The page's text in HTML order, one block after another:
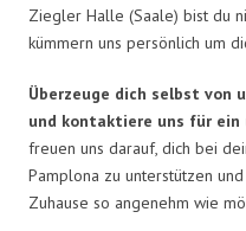
Ziegler Halle (Saale) bist du
kümmern uns persönlich um
Überzeuge dich selbst von
und kontaktiere uns für ein
freuen uns darauf, dich bei
Pamplona zu unterstützen
Zuhause so angenehm wie